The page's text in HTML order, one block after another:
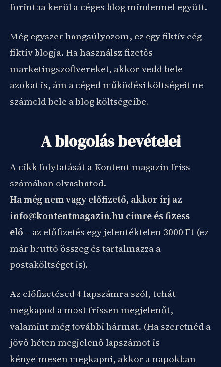
forintba kerül a céges blog mindennel együtt.
Még egyszer hangsúlyozom, ez egy fiktív cég
fiktív blogja. Ha használsz fizetős
marketingszoftvereket, akkor vedd bele
azokat is, ám a céged működési költségeit ne
számold bele a blog költségeibe.
A blogolás bevételei
A cikk folytatását a Kontent magazin friss
számában olvashatod.
Ha még nem vagy előfizető, akkor írj az
info@kontentmagazin.hu címre és fizess
elő – az előfizetés egy jelentéktelen 3000 Ft (ez
már bruttó összeg és tartalmazza a
postaköltséget is).
Az előfizetésed 4 lapszámra szól, tehát
megkapod a most frissen megjelenőt,
valamint még további hármat. (Ha szeretnéd a
jövő héten megjelenő lapszámot is
kényelmesen megkapni, akkor a napokban